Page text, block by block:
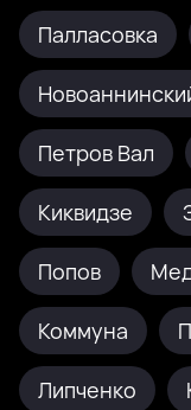
Палласовка
Петров Вал
Киквидзе
Попов
Коммуна
Липченко